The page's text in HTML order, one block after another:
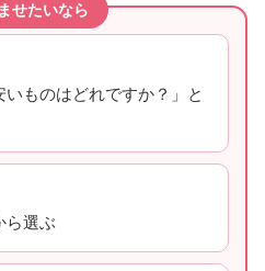
せたいなら
いものはどれですか？」と
ら選ぶ